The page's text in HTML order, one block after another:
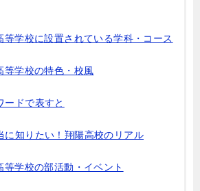
等学校に設置されている学科・コース
等学校の特色・校風
ードで表すと
に知りたい！翔陽高校のリアル
等学校の部活動・イベント